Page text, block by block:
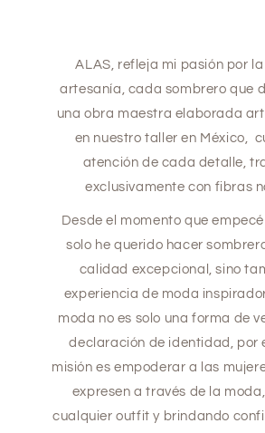
ALAS, refleja mi pasión por
artesanía, cada sombrero que
una obra maestra elaborada
en nuestro taller en México,
atención de cada detalle,
exclusivamente con fibras
Desde el momento que
solo he querido hacer
calidad excepcional, sino
experiencia de moda
moda no es solo una forma de
declaración de identidad, por
misión es empoderar a las
expresen a través de la
cualquier outfit y brindando